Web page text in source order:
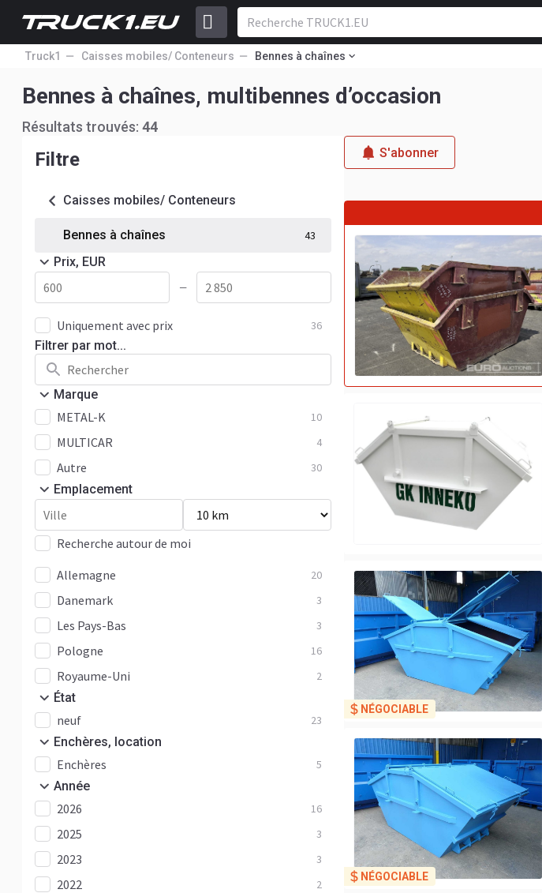
Truck1 Caisses mobiles/ Conteneurs Bennes à chaînes
Bennes à chaînes, multibennes d’occasion
Résultats trouvés: 44
Filtre
Caisses mobiles/ Conteneurs
Bennes à chaînes 43
Prix, EUR
—
Uniquement avec prix 36
Filtrer par mot...
Marque
METAL-K 10
MULTICAR 4
Autre 30
Emplacement
Recherche autour de moi
Allemagne
20
Danemark 3
Les Pays-Bas 3
Pologne 16
Royaume-Uni 2
État
neuf 23
Enchères, location
Enchères 5
Année
2026 16
2025 3
2023 3
2022 2
S'abonner
NÉGOCIABLE
NÉGOCIABLE